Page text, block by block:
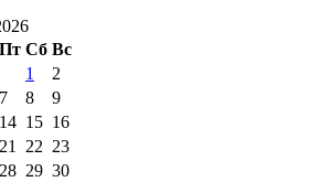
Пт Сб Вс
1
2
7 8
9
14 15 16
21 22 23
28 29 30